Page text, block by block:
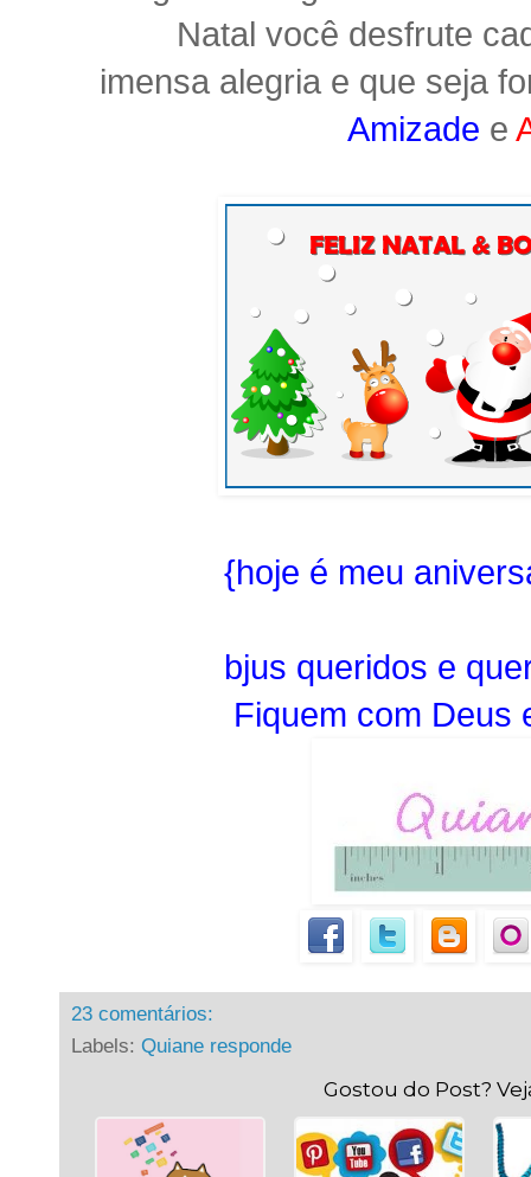
Natal você desfrute
imensa alegria e que seja
Amizade e
{hoje é meu
bjus queridos e
Fiquem com Deus
23 comentários:
Labels: Quiane responde
Gostou do Post?